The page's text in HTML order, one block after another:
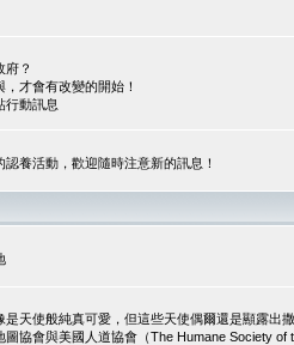
府？
才會有改變的開始！
行動訊息
養活動，歡迎隨時注意新的訊息！
是天使般純真可愛，但這些天使偶爾還是顯露出
協會與美國人道協會（The Humane Society